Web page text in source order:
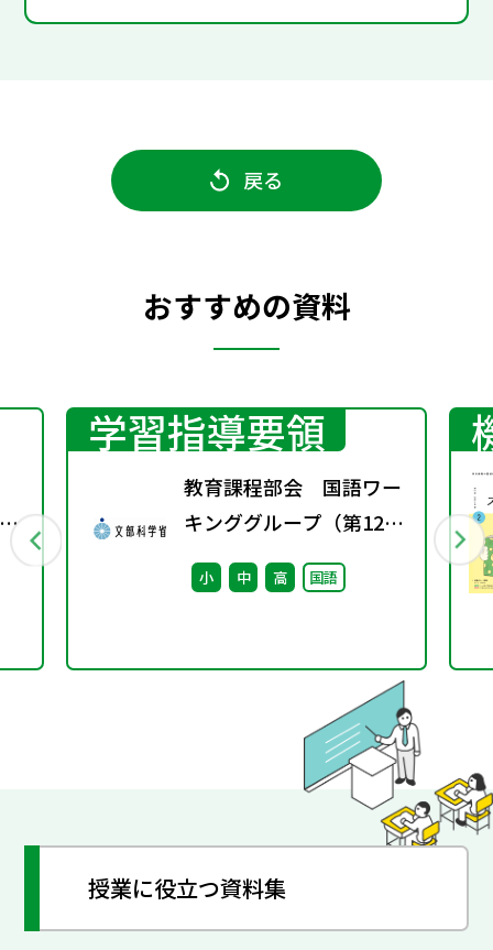
戻る
おすすめの資料
学習指導要領
教育課程部会 国語ワー
キンググループ（第12
回） 配付資料
小 中 高 国語
授業に役立つ資料集